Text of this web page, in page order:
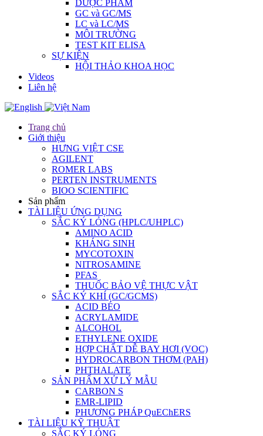
DƯỢC PHẨM
GC và GC/MS
LC và LC/MS
MÔI TRƯỜNG
TEST KIT ELISA
SỰ KIỆN
HỘI THẢO KHOA HỌC
Videos
Liên hệ
Trang chủ
Giới thiệu
HƯNG VIỆT CSE
AGILENT
ROMER LABS
PERTEN INSTRUMENTS
BIOO SCIENTIFIC
Sản phẩm
TÀI LIỆU ỨNG DỤNG
SẮC KÝ LỎNG (HPLC/UHPLC)
AMINO ACID
KHÁNG SINH
MYCOTOXIN
NITROSAMINE
PFAS
THUỐC BẢO VỆ THỰC VẬT
SẮC KÝ KHÍ (GC/GCMS)
ACID BÉO
ACRYLAMIDE
ALCOHOL
ETHYLENE OXIDE
HỢP CHẤT DỄ BAY HƠI (VOC)
HYDROCARBON THƠM (PAH)
PHTHALATE
SẢN PHẨM XỬ LÝ MẪU
CARBON S
EMR-LIPID
PHƯƠNG PHÁP QuEChERS
TÀI LIỆU KỸ THUẬT
SẮC KÝ LỎNG